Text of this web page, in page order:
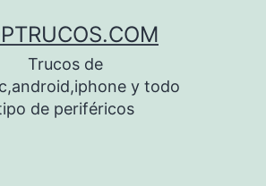
Trucos de
y todo
de periféricos